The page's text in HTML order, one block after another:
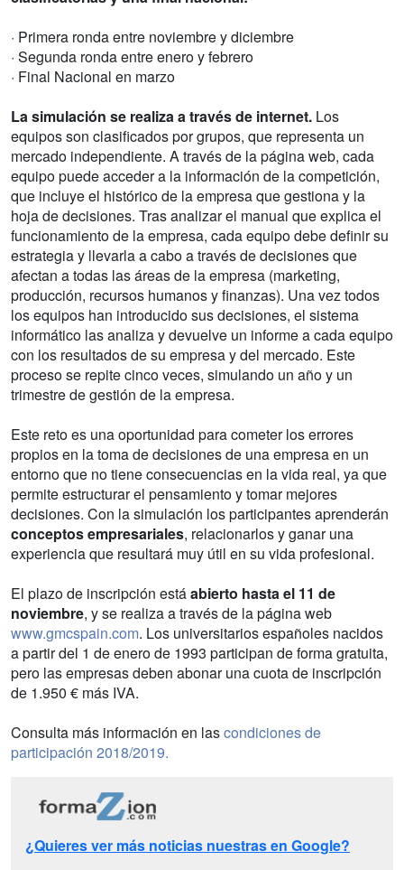
· Primera ronda entre noviembre y diciembre
· Segunda ronda entre enero y febrero
· Final Nacional en marzo
La simulación se realiza a través de internet. Los
equipos son clasificados por grupos, que representa un
mercado independiente. A través de la página web, cada
equipo puede acceder a la información de la competición,
que incluye el histórico de la empresa que gestiona y la
hoja de decisiones. Tras analizar el manual que explica el
funcionamiento de la empresa, cada equipo debe definir su
estrategia y llevarla a cabo a través de decisiones que
afectan a todas las áreas de la empresa (marketing,
producción, recursos humanos y finanzas). Una vez todos
los equipos han introducido sus decisiones, el sistema
informático las analiza y devuelve un informe a cada equipo
con los resultados de su empresa y del mercado. Este
proceso se repite cinco veces, simulando un año y un
trimestre de gestión de la empresa.
Este reto es una oportunidad para cometer los errores
propios en la toma de decisiones de una empresa en un
entorno que no tiene consecuencias en la vida real, ya que
permite estructurar el pensamiento y tomar mejores
decisiones. Con la simulación los participantes aprenderán
conceptos empresariales, relacionarlos y ganar una
experiencia que resultará muy útil en su vida profesional.
El plazo de inscripción estáabierto hasta el 11 de
noviembre, y se realiza a través de la página web
www.gmcspain.com. Los universitarios españoles nacidos
a partir del 1 de enero de 1993 participan de forma gratuita,
pero las empresas deben abonar una cuota de inscripción
de 1.950 € más IVA.
Consulta más información en lascondiciones de
participación 2018/2019.
¿Quieres ver más noticias nuestras en Google?